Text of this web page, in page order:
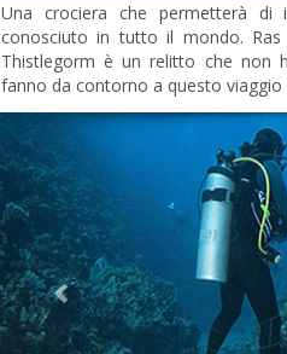
Una crociera che permetterà di
conosciuto in tutto il mondo.
Thistlegorm è un relitto che non
fanno da contorno a questo
Previous